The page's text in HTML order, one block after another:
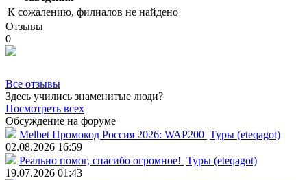
К сожалению, филиалов не найдено
Отзывы
0
Все отзывы
Здесь учились знаменитые люди?
Посмотреть всех
Обсуждение на форуме
Melbet Промокод Россия 2026: WAP200 Туры (eteqagot)
02.08.2026 16:59
Реально помог, спасибо огромное! Туры (eteqagot)
19.07.2026 01:43